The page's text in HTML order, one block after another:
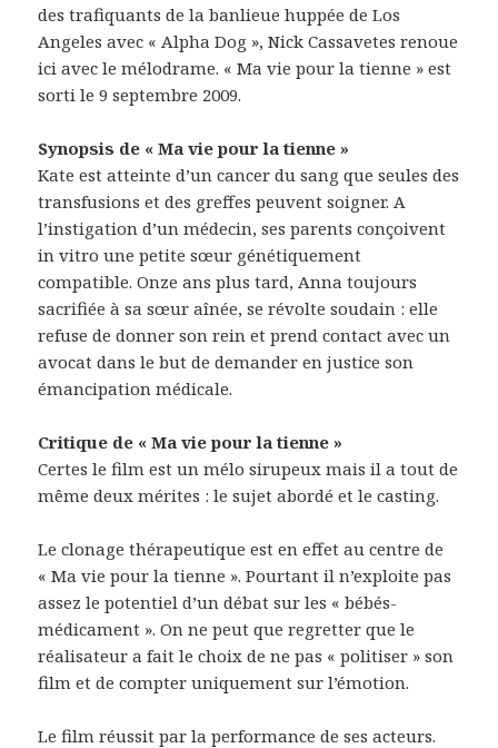
des trafiquants de la banlieue huppée de Los
Angeles avec « Alpha Dog », Nick Cassavetes renoue
ici avec le mélodrame. « Ma vie pour la tienne » est
sorti le 9 septembre 2009.
Synopsis de « Ma vie pour la tienne »
Kate est atteinte d’un cancer du sang que seules des
transfusions et des greffes peuvent soigner. A
l’instigation d’un médecin, ses parents conçoivent
in vitro une petite sœur génétiquement
compatible. Onze ans plus tard, Anna toujours
sacrifiée à sa sœur aînée, se révolte soudain : elle
refuse de donner son rein et prend contact avec un
avocat dans le but de demander en justice son
émancipation médicale.
Critique de « Ma vie pour la tienne »
Certes le film est un mélo sirupeux mais il a tout de
même deux mérites : le sujet abordé et le casting.
Le clonage thérapeutique est en effet au centre de
« Ma vie pour la tienne ». Pourtant il n’exploite pas
assez le potentiel d’un débat sur les « bébés-
médicament ». On ne peut que regretter que le
réalisateur a fait le choix de ne pas « politiser » son
film et de compter uniquement sur l’émotion.
Le film réussit par la performance de ses acteurs.